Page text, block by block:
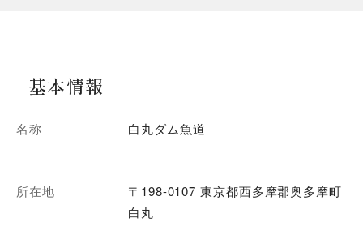
基本情報
名称 白丸ダム魚道
所在地
〒198-0107 東京都西多摩郡奥多摩町
白丸